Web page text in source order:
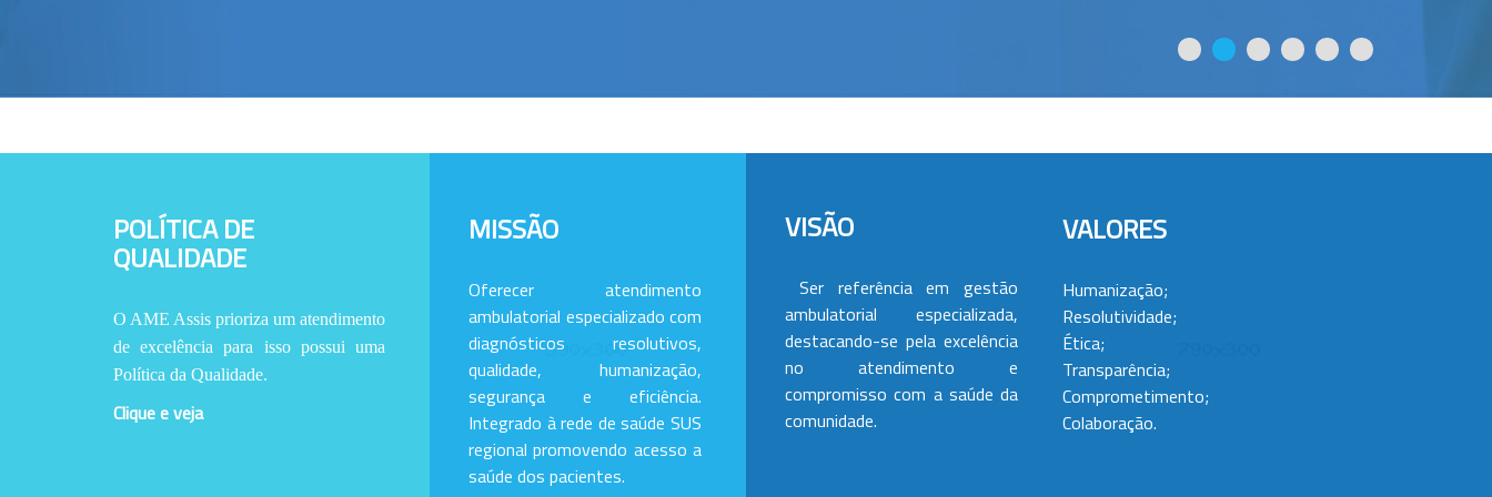
POLÍTICA DE
QUALIDADE
O AME Assis prioriza um atendimento
de excelência para isso possui uma
Política da Qualidade.
Clique e veja
MISSÃO
Oferecer atendimento
ambulatorial especializado com
diagnósticos resolutivos,
qualidade, humanização,
segurança e eficiência.
Integrado à rede de saúde SUS
regional promovendo acesso a
saúde dos pacientes.
VISÃO
Ser referência em gestão
ambulatorial especializada,
destacando-se pela excelência
no atendimento e
compromisso com a saúde da
comunidade.
VALORES
Humanização;
Resolutividade;
Ética;
Transparência;
Comprometimento;
Colaboração.